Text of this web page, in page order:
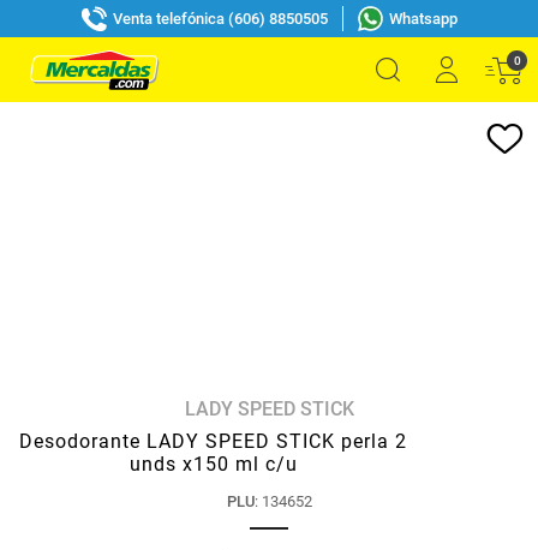
Venta telefónica (606) 8850505 Whatsapp
0
LADY SPEED STICK
Desodorante LADY SPEED STICK perla 2
unds x150 ml c/u
PLU: 134652